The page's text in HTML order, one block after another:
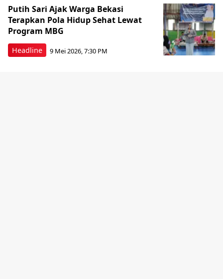
Headline
Putih Sari Ajak Warga Bekasi
Terapkan Pola Hidup Sehat Lewat
Program MBG
9 Mei 2026, 7:30 PM